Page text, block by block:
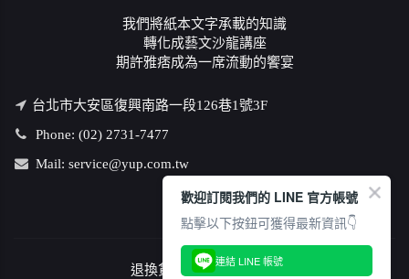
我們將紙本文字承載的知識
轉化成藝文沙龍講座
期許雅痞成為一席流動的饗宴
台北市大安區復興南路一段126巷1號3F
Phone: (02) 2731-7477
Mail: service@yup.com.tw
退換貨說明/隱私權政策
歡迎訂閱我們的 LINE 官方帳號
點擊以下按鈕可獲得最新資訊👇
連結 LINE 帳號